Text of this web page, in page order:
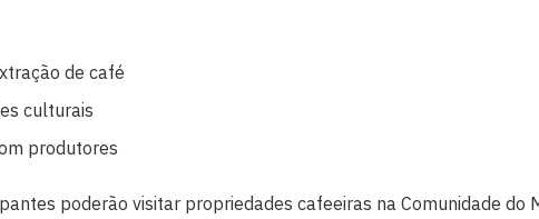
de café
culturais
produtores
poderão visitar propriedades cafeeiras na Comunidade do